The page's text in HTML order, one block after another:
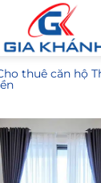
thuê căn hộ